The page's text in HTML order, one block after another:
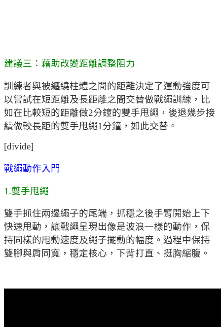
建議三：藉助改變距離調整阻力
訓練者與被纏繞柱體之間的距離決定了運動強度可
以嘗試在短距離及長距離之間交替做戰繩訓練，比
如在比較短的距離做2分鐘的雙手甩繩，後退幾步接
續做較長距的雙手甩繩1分鐘，如此交替。
[divide]
戰繩動作入門
1.雙手甩繩
雙手抓住兩邊繩子的尾端，抓穩之後手臂開始上下
快速甩動，讓戰繩呈現出像是波浪一樣的動作，保
持同樣的甩動速度及繩子擺動的幅度。過程中保持
雙腳與肩同寬，穩定核心，下背打直、挺胸縮腹。